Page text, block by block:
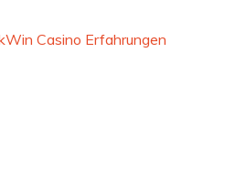
Casino Erfahrungen